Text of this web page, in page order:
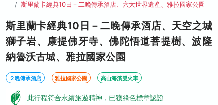
斯里蘭卡經典10日－二晚傳承酒店、六大世界遺產、雅拉國家公園
斯里蘭卡經典10日－二晚傳承酒店、天空之城
獅子岩、康提佛牙寺、佛陀悟道菩提樹、波隆
納魯沃古城、雅拉國家公園
２晚傳承酒店 雅拉國家公園 高山海濱雙火車
此行程符合永續旅遊精神，已獲綠色標章認證